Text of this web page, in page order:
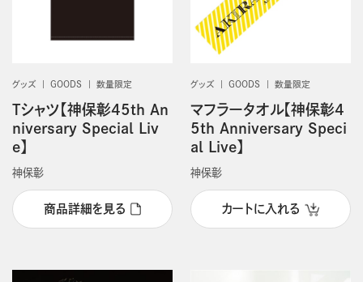
グッズ GOODS 数量限定
Tシャツ【神保彰45th An
niversary Special Liv
e】
神保彰
商品詳細を見る
グッズ GOODS 数量限定
マフラータオル【神保彰4
5th Anniversary Speci
al Live】
神保彰
カートに入れる